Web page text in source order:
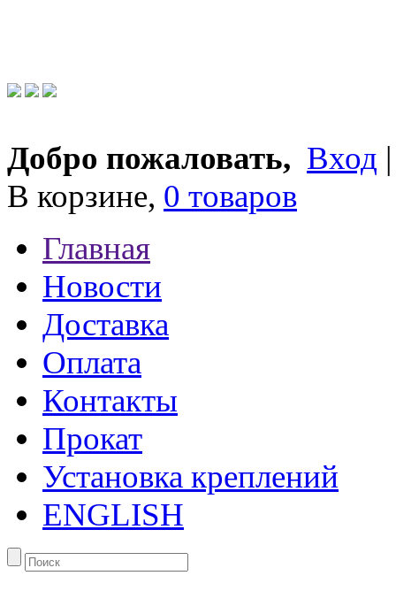
Добро пожаловать, Вход
В корзине, 0 товаров
Главная
Новости
Доставка
Оплата
Контакты
Прокат
Установка креплений
ENGLISH